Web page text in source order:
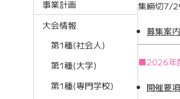
集締切7/
募集案
■2026年
開催要
事業計画
大会情報
第1種(社会人)
第1種(大学)
第1種(専門学校)